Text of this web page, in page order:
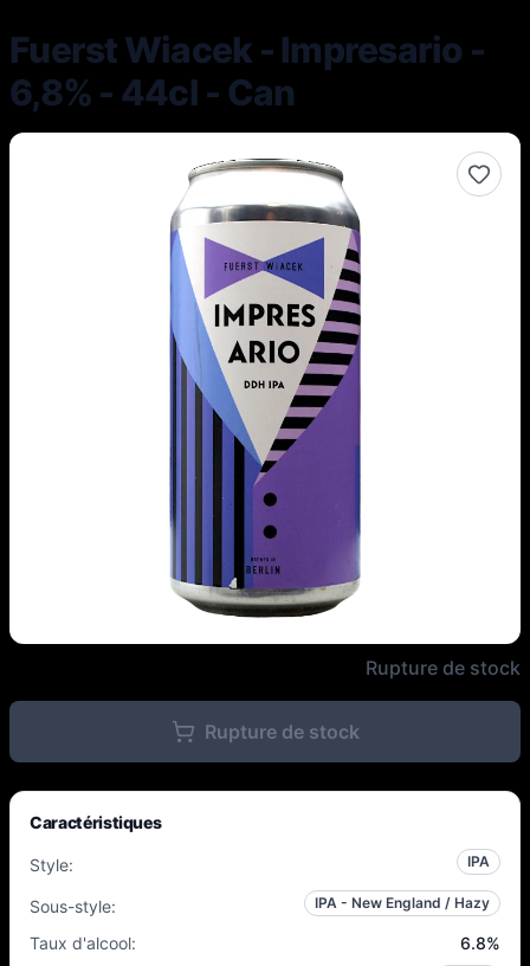
Fuerst Wiacek - Impresario -
6,8% - 44cl - Can
Fuerst Wiacek - Impresario -
Rupture de stock
Rupture de stock
Caractéristiques
Style: IPA
Sous-style: IPA - New England / Hazy
Taux d'alcool: 6.8%